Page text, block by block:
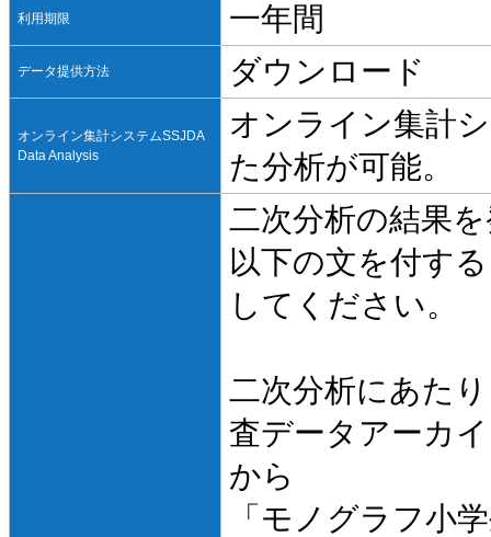
利用期限 一年間
データ提供方法 ダウンロード
オンライン集計システムSSJDA
Data Analysis
オンライン集計
た分析が可能。
二次分析の結果
以下の文を付す
してください。
二次分析にあた
査データアーカ
から
「モノグラフ小